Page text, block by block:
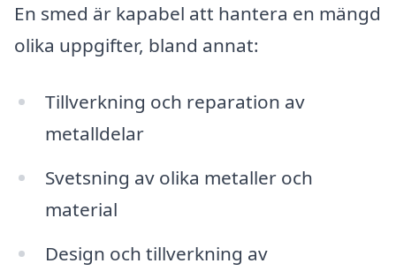
En smed är kapabel att hantera en mängd
olika uppgifter, bland annat:
Tillverkning och reparation av
metalldelar
Svetsning av olika metaller och
material
Design och tillverkning av